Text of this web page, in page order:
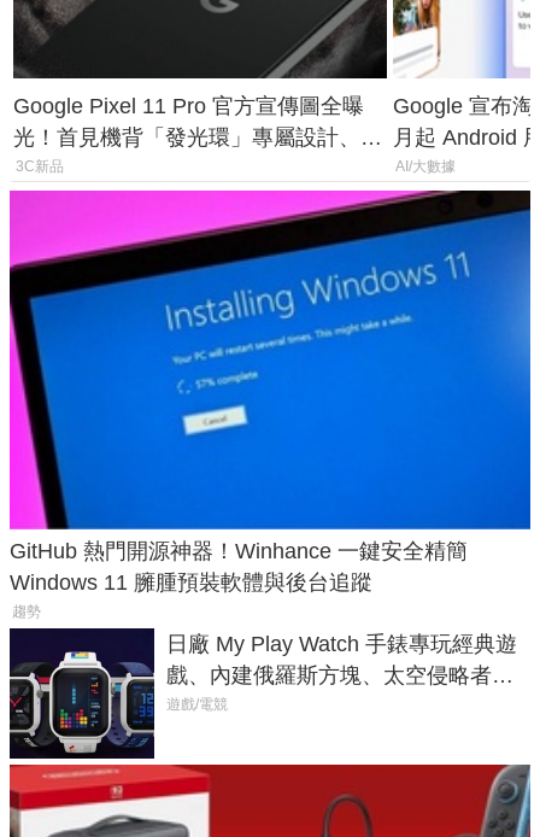
Google Pixel 11 Pro 官方宣傳圖全曝
光！首見機背「發光環」專屬設計、
120 倍變焦挑戰攝影極限
3C新品
Google 宣布
月起 Android
AI/大數據
GitHub 熱門開源神器！Winhance 一鍵安全精簡
Windows 11 臃腫預裝軟體與後台追蹤
趨勢
日廠 My Play Watch 手錶專玩經典遊
戲、內建俄羅斯方塊、太空侵略者，
不過竟然不能連手機？
遊戲/電競